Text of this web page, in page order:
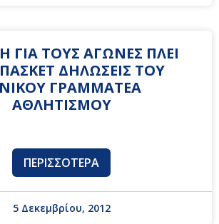
ΓΙΑ ΤΟΥΣ ΑΓΩΝΕΣ ΠΛΕΙ
ΔΗΛΩΣΕΙΣ ΤΟΥ
ΓΡΑΜΜΑΤΕΑ
ΑΘΛΗΤΙΣΜΟΥ
ΠΕΡΙΣΣΌΤΕΡΑ
5 Δεκεμβρίου, 2012